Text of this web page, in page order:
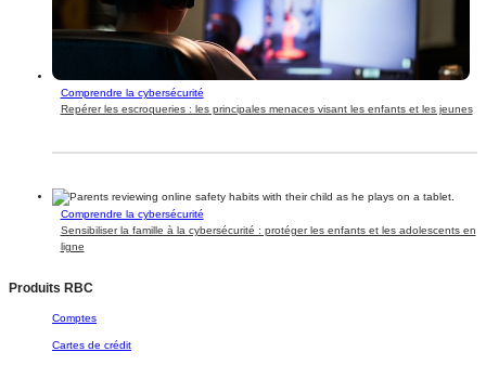
Comprendre la cybersécurité
Repérer les escroqueries : les principales menaces visant les enfants et les jeunes
Comprendre la cybersécurité
Sensibiliser la famille à la cybersécurité : protéger les enfants et les adolescents en
ligne
Produits RBC
Comptes
Cartes de crédit